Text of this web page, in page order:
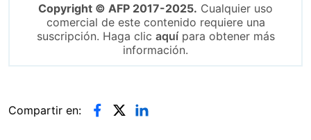
Copyright © AFP 2017-2025. Cualquier uso
comercial de este contenido requiere una
suscripción. Haga clic aquípara obtener más
información.
Compartir en: